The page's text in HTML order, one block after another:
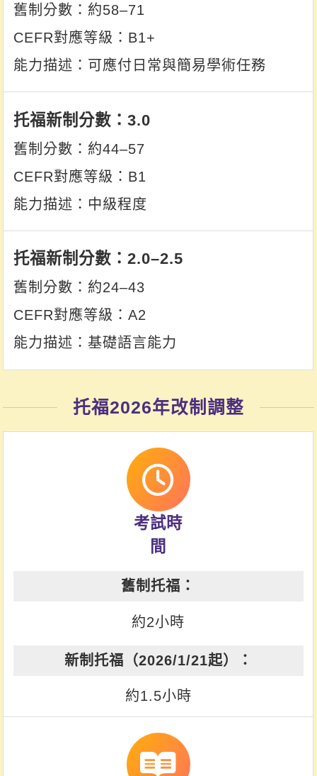
約58–71
B1+
可應付日常與簡易學術任務
3.0
約44–57
B1
中級程度
2.0–2.5
約24–43
A2
基礎語言能力
托福2026年改制調整
考試時
間
約2小時
約1.5小時